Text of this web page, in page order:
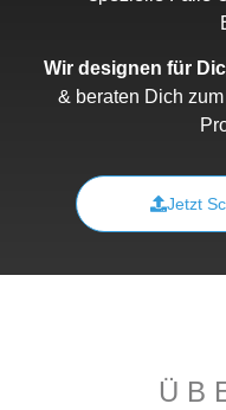
Wir designen für
& beraten Dich
Jetzt